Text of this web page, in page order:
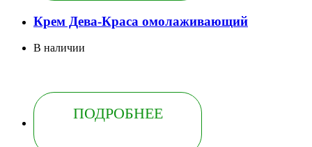
Крем Дева-Краса омолаживающий
В наличии
ПОДРОБНЕЕ